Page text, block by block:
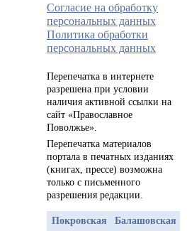
Согласие на обработку
персональных данных
Политика обработки
персональных данных
Перепечатка в интернете
разрешена при условии
наличия активной ссылки на
сайт «Православное
Поволжье».
Перепечатка материалов
портала в печатных изданиях
(книгах, прессе) возможна
только с письменного
разрешения редакции.
Покровская
Балашовская